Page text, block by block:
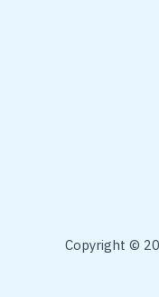
Copyright ©